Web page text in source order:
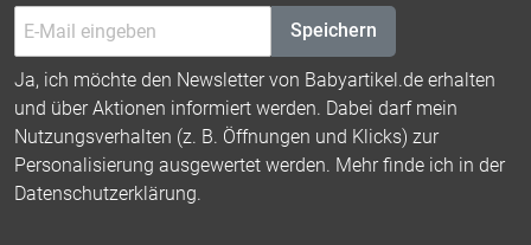
Speichern
Ja, ich möchte den Newsletter von Babyartikel.de erhalten
und über Aktionen informiert werden. Dabei darf mein
Nutzungsverhalten (z. B. Öffnungen und Klicks) zur
Personalisierung ausgewertet werden. Mehr finde ich in der
Datenschutzerklärung.